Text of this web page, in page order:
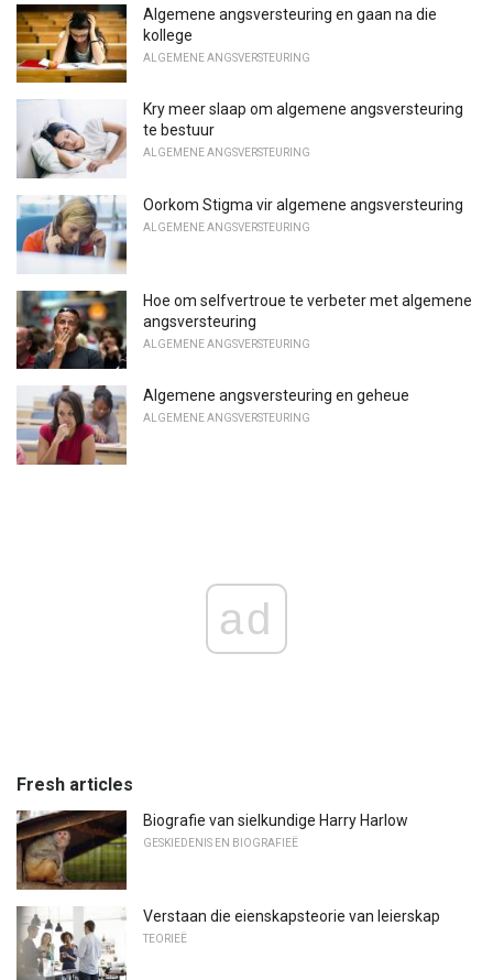
Algemene angsversteuring en gaan na die
kollege
ALGEMENE ANGSVERSTEURING
Kry meer slaap om algemene angsversteuring
te bestuur
ALGEMENE ANGSVERSTEURING
Oorkom Stigma vir algemene angsversteuring
ALGEMENE ANGSVERSTEURING
Hoe om selfvertroue te verbeter met algemene
angsversteuring
ALGEMENE ANGSVERSTEURING
Algemene angsversteuring en geheue
ALGEMENE ANGSVERSTEURING
ad
Fresh articles
Biografie van sielkundige Harry Harlow
GESKIEDENIS EN BIOGRAFIEË
Verstaan ​​die eienskapsteorie van leierskap
TEORIEË